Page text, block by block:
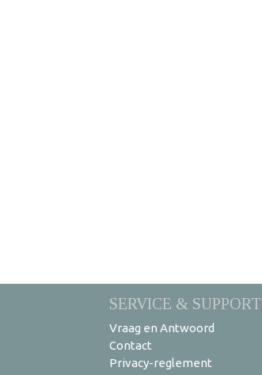
SERVICE & SUPPORT
Vraag en Antwoord
Contact
Privacy-reglement